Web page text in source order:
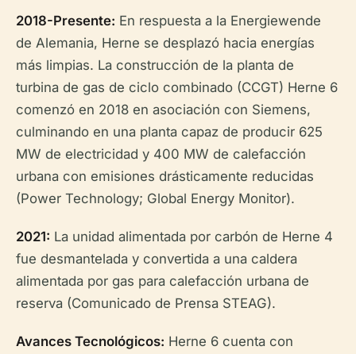
2018-Presente: En respuesta a la Energiewende
de Alemania, Herne se desplazó hacia energías
más limpias. La construcción de la planta de
turbina de gas de ciclo combinado (CCGT) Herne 6
comenzó en 2018 en asociación con Siemens,
culminando en una planta capaz de producir 625
MW de electricidad y 400 MW de calefacción
urbana con emisiones drásticamente reducidas
(Power Technology; Global Energy Monitor).
2021: La unidad alimentada por carbón de Herne 4
fue desmantelada y convertida a una caldera
alimentada por gas para calefacción urbana de
reserva (Comunicado de Prensa STEAG).
Avances Tecnológicos: Herne 6 cuenta con